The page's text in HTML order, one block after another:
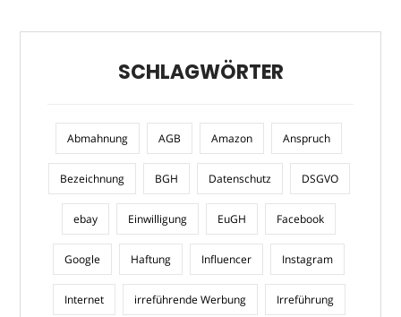
SCHLAGWÖRTER
Abmahnung AGB Amazon Anspruch
Bezeichnung BGH Datenschutz DSGVO
ebay Einwilligung EuGH Facebook
Google Haftung Influencer Instagram
Internet irreführende Werbung Irreführung